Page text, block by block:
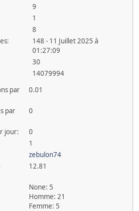
9
1
8
148 - 11 Juillet 2025 à
01:27:09
30
14079994
par
0.01
par
0
jour:
0
1
zebulon74
12.81
None: 5
Homme: 21
Femme: 5